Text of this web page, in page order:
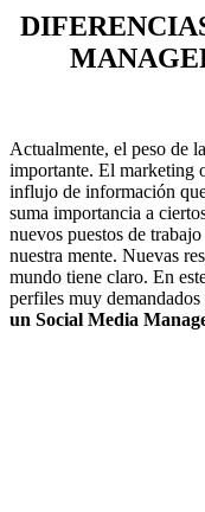
Actualmente, el peso de
importante. El marketing
influjo de información
suma importancia a
nuevos puestos de
nuestra mente. Nuevas
mundo tiene claro. En
perfiles muy
un Social Media